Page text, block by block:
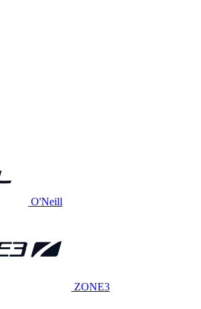
O'Neill
ZONE3